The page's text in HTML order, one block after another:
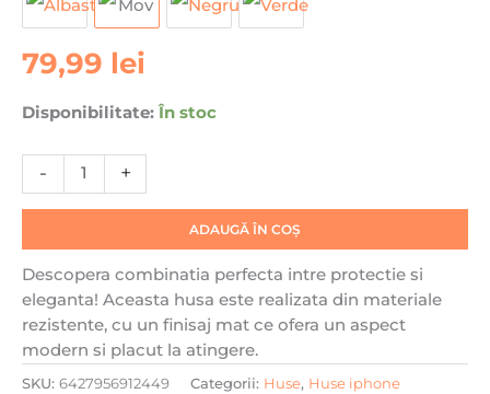
79,99 lei
Disponibilitate: În stoc
-
pentru
iPhone
Pro
DaDen®
Matte
MagSafe,
Incarcare
wireless,
Inel
stand,
Mov
+
ADAUGĂ ÎN COȘ
Descopera combinatia perfecta intre protectie si
eleganta! Aceasta husa este realizata din materiale
rezistente, cu un finisaj mat ce ofera un aspect
modern si placut la atingere.
SKU: 6427956912449 Categorii: Huse, Huse iphone